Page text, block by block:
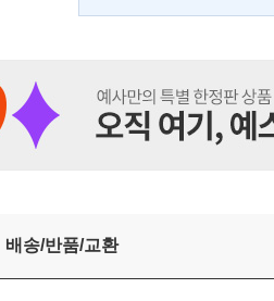
배송/반품/교환